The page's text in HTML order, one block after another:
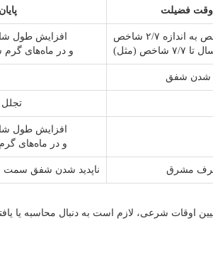
فضیلت
۲/۷ شاخص
(مثل)
افزایش طول شاخص
و در ماه‌های گرم سال تا ۱۴/۷
شدن شفق
افزایش طول شاخص
و در ماه‌های گرم سال تا
طرف مشرق ناپدید شدن شفق سمت
اوقات شرعی، لازم است به دنبال محاسبه یا